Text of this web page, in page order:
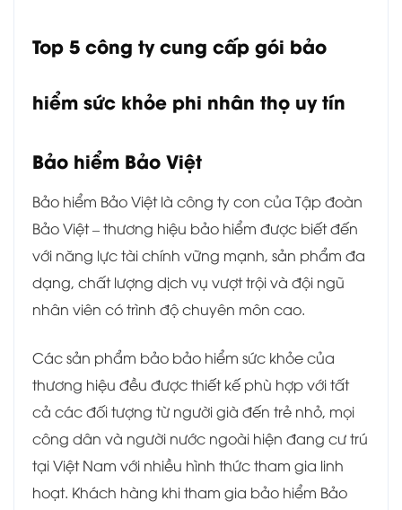
Top 5 công ty cung cấp gói bảo
hiểm sức khỏe phi nhân thọ uy tín
Bảo hiểm Bảo Việt
Bảo hiểm Bảo Việt là công ty con của Tập đoàn
Bảo Việt – thương hiệu bảo hiểm được biết đến
với năng lực tài chính vững mạnh, sản phẩm đa
dạng, chất lượng dịch vụ vượt trội và đội ngũ
nhân viên có trình độ chuyên môn cao.
Các sản phẩm bảo bảo hiểm sức khỏe của
thương hiệu đều được thiết kế phù hợp với tất
cả các đối tượng từ người già đến trẻ nhỏ, mọi
công dân và người nước ngoài hiện đang cư trú
tại Việt Nam với nhiều hình thức tham gia linh
hoạt. Khách hàng khi tham gia bảo hiểm Bảo